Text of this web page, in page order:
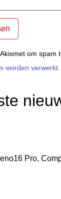
om spam
worden verwerkt
Pro,